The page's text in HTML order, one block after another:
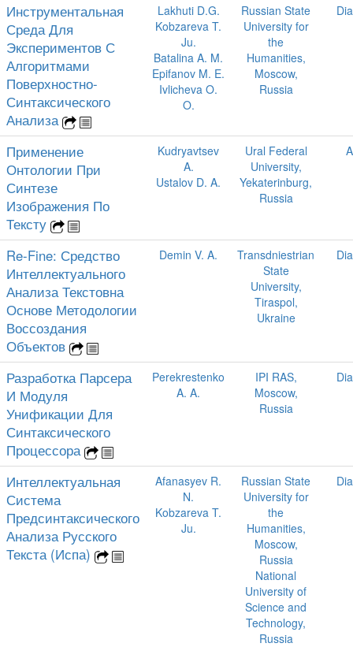
Инструментальная
Среда Для
Экспериментов С
Алгоритмами
Поверхностно-
Синтаксического
Анализа
Lakhuti D.G.
Kobzareva T.
Ju.
Batalina A. M.
Epifanov M. E.
Ivlicheva O.
O.
Russian State
University for
the
Humanities,
Moscow,
Russia
Применение
Онтологии При
Синтезе
Изображения По
Тексту
Kudryavtsev
A.
Ustalov D. A.
Ural Federal
University,
Yekaterinburg,
Russia
Re-Fine: Средство
Интеллектуального
Анализа Текстовна
Основе Методологии
Воссоздания
Объектов
Demin V. A.
Transdniestrian
State
University,
Tiraspol,
Ukraine
Разработка Парсера
И Модуля
Унификации Для
Синтаксического
Процессора
Perekrestenko
A. A.
IPI RAS,
Moscow,
Russia
Интеллектуальная
Система
Предсинтаксического
Анализа Русского
Текста (Испа)
Afanasyev R.
N.
Kobzareva T.
Ju.
Russian State
University for
the
Humanities,
Moscow,
Russia
National
University of
Science and
Technology,
Russia